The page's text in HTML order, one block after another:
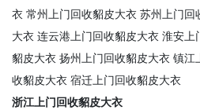
衣 常州上门回收貂皮大衣 苏州上门回
大衣 连云港上门回收貂皮大衣 淮安上
貂皮大衣 扬州上门回收貂皮大衣 镇江
收貂皮大衣 宿迁上门回收貂皮大衣
浙江上门回收貂皮大衣